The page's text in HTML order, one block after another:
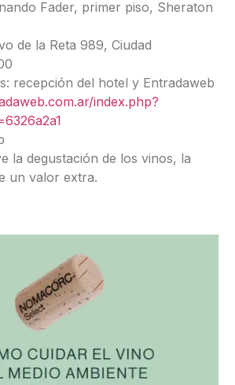
Fader, primer piso, Sheraton
de la Reta 989, Ciudad
recepción del hotel y Entradaweb
index.php?
la degustación de los vinos, la
un valor extra.